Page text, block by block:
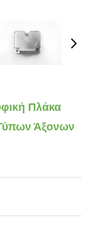
Πλάκα
Άξονων